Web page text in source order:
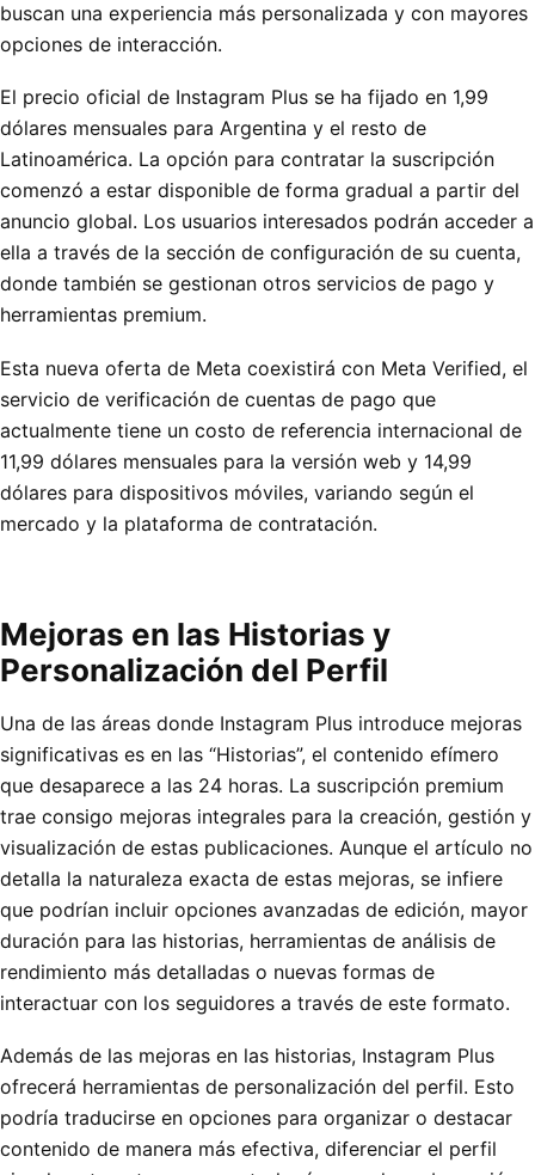
buscan una experiencia más personalizada y con mayores
opciones de interacción.
El precio oficial de Instagram Plus se ha fijado en 1,99
dólares mensuales para Argentina y el resto de
Latinoamérica. La opción para contratar la suscripción
comenzó a estar disponible de forma gradual a partir del
anuncio global. Los usuarios interesados podrán acceder a
ella a través de la sección de configuración de su cuenta,
donde también se gestionan otros servicios de pago y
herramientas premium.
Esta nueva oferta de Meta coexistirá con Meta Verified, el
servicio de verificación de cuentas de pago que
actualmente tiene un costo de referencia internacional de
11,99 dólares mensuales para la versión web y 14,99
dólares para dispositivos móviles, variando según el
mercado y la plataforma de contratación.
Mejoras en las Historias y
Personalización del Perfil
Una de las áreas donde Instagram Plus introduce mejoras
significativas es en las “Historias”, el contenido efímero
que desaparece a las 24 horas. La suscripción premium
trae consigo mejoras integrales para la creación, gestión y
visualización de estas publicaciones. Aunque el artículo no
detalla la naturaleza exacta de estas mejoras, se infiere
que podrían incluir opciones avanzadas de edición, mayor
duración para las historias, herramientas de análisis de
rendimiento más detalladas o nuevas formas de
interactuar con los seguidores a través de este formato.
Además de las mejoras en las historias, Instagram Plus
ofrecerá herramientas de personalización del perfil. Esto
podría traducirse en opciones para organizar o destacar
contenido de manera más efectiva, diferenciar el perfil